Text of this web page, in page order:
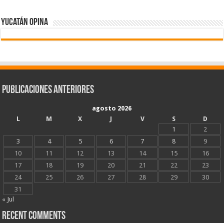
Yucatán Opina
Publicaciones Anteriores
agosto 2026
L
M X J V S
D
1
2
3
4 5 6 7 8
9
10
11 12 13 14 15
16
17
18 19 20 21 22
23
24
25 26 27 28 29
30
31
« Jul
Recent Comments